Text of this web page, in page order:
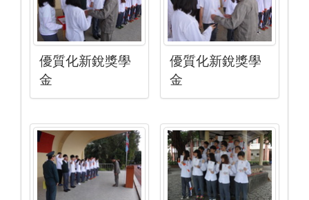
優質化新銳獎學
金
優質化新銳獎學
金